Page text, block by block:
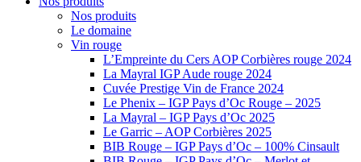
Nos produits
Le domaine
Vin rouge
L’Empreinte du Cers AOP Corbières rouge 2024
La Mayral IGP Aude rouge 2024
Cuvée Prestige Vin de France 2024
Le Phenix – IGP Pays d’Oc Rouge – 2025
La Mayral – IGP Pays d’Oc 2025
Le Garric – AOP Corbières 2025
BIB Rouge – IGP Pays d’Oc – 100% Cinsault